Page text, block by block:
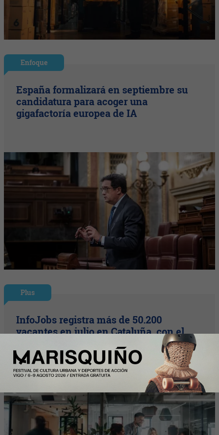
Enfoque
España formalizará en septiembre su
candidatura para acoger una
gigafactoría europea de IA
Plus
InfoJobs registra más de 50.200
vacantes en julio en Cataluña, con el
impulso de educación y formación